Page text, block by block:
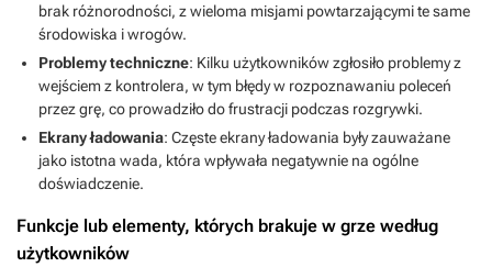
brak różnorodności, z wieloma misjami powtarzającymi te same
środowiska i wrogów.
Problemy techniczne: Kilku użytkowników zgłosiło problemy z
wejściem z kontrolera, w tym błędy w rozpoznawaniu poleceń
przez grę, co prowadziło do frustracji podczas rozgrywki.
Ekrany ładowania: Częste ekrany ładowania były zauważane
jako istotna wada, która wpływała negatywnie na ogólne
doświadczenie.
Funkcje lub elementy, których brakuje w grze według
użytkowników